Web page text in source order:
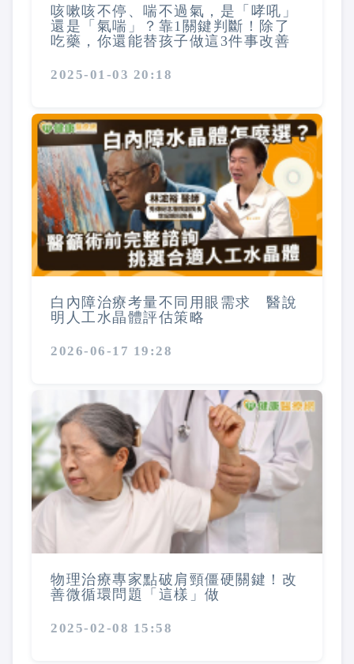
咳嗽咳不停、喘不過氣，是「哮吼」
還是「氣喘」？靠1關鍵判斷！除了
吃藥，你還能替孩子做這3件事改善
2025-01-03 20:18
白內障治療考量不同用眼需求 醫說
明人工水晶體評估策略
2026-06-17 19:28
物理治療專家點破肩頸僵硬關鍵！改
善微循環問題「這樣」做
2025-02-08 15:58